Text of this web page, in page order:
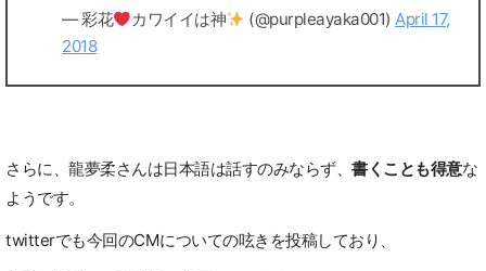
— 彩花 カワイイは神 (@purpleayaka001)April 17,
2018
さらに、龍夢柔さんは日本語は話すのみならず、 書くことも得意な
ようです。
twitterでも今回のCMについての呟きを投稿しており、